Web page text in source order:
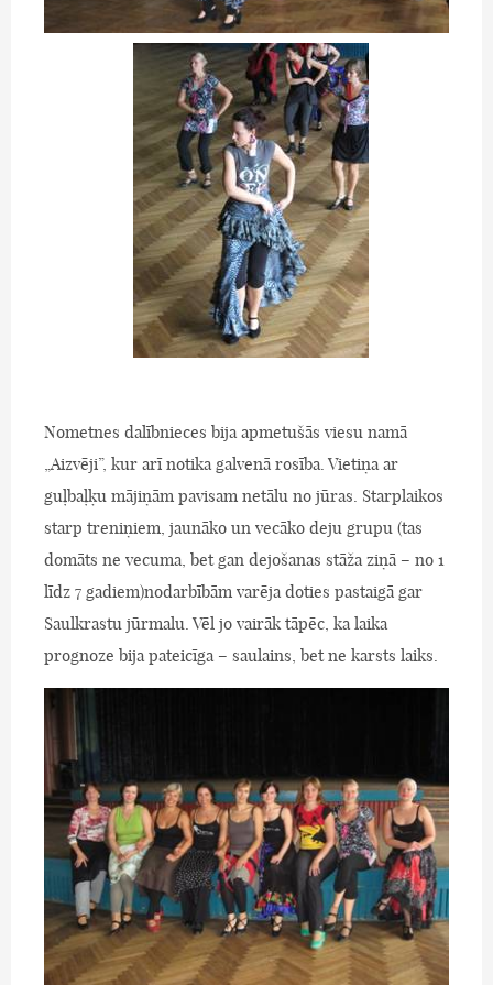
Nometnes dalībnieces bija apmetušās viesu namā
„Aizvēji”, kur arī notika galvenā rosība. Vietiņa ar
guļbaļķu mājiņām pavisam netālu no jūras. Starplaikos
starp treniņiem, jaunāko un vecāko deju grupu (tas
domāts ne vecuma, bet gan dejošanas stāža ziņā – no 1
līdz 7 gadiem)nodarbībām varēja doties pastaigā gar
Saulkrastu jūrmalu. Vēl jo vairāk tāpēc, ka laika
prognoze bija pateicīga – saulains, bet ne karsts laiks.